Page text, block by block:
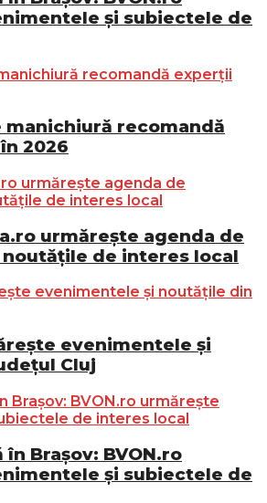
și subiectele de
manichiură recomandă
2026
urmărește agenda de
de interes local
evenimentele și
Cluj
Brașov: BVON.ro
și subiectele de